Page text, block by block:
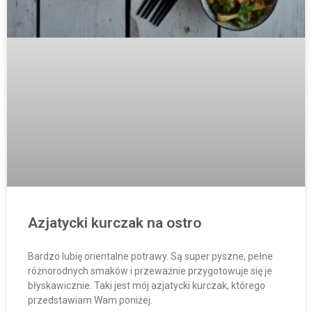
Azjatycki kurczak na ostro
Bardzo lubię orientalne potrawy. Są super pyszne, pełne
różnorodnych smaków i przeważnie przygotowuje się je
błyskawicznie. Taki jest mój azjatycki kurczak, którego
przedstawiam Wam poniżej.